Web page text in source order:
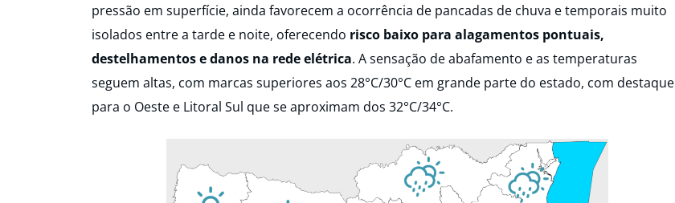
pressão em superfície, ainda favorecem a ocorrência de pancadas de chuva e temporais muito
isolados entre a tarde e noite, oferecendo risco baixo para alagamentos pontuais,
destelhamentos e danos na rede elétrica. A sensação de abafamento e as temperaturas
seguem altas, com marcas superiores aos 28°C/30°C em grande parte do estado, com destaque
para o Oeste e Litoral Sul que se aproximam dos 32°C/34°C.